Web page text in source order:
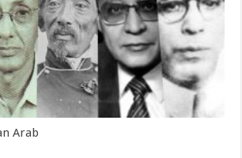
Arab